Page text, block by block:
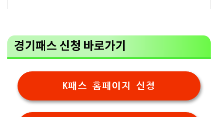
경기패스 신청 바로가기
K패스 홈페이지 신청